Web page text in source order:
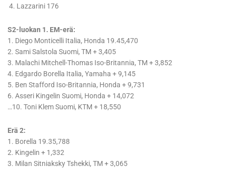
4. Lazzarini 176
S2-luokan 1. EM-erä:
1. Diego Monticelli Italia, Honda 19.45,470
2. Sami Salstola Suomi, TM + 3,405
3. Malachi Mitchell-Thomas Iso-Britannia, TM + 3,852
4. Edgardo Borella Italia, Yamaha + 9,145
5. Ben Stafford Iso-Britannia, Honda + 9,731
6. Asseri Kingelin Suomi, Honda + 14,072
…10. Toni Klem Suomi, KTM + 18,550
Erä 2:
1. Borella 19.35,788
2. Kingelin + 1,332
3. Milan Sitniaksky Tshekki, TM + 3,065